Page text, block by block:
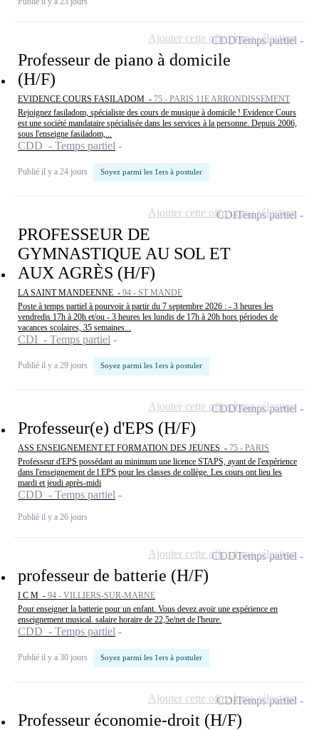
Professeur de piano à domicile
(H/F)
EVIDENCE COURS FASILADOM - 75 - PARIS 11E ARRONDISSEMENT
Rejoignez fasiladom, spécialiste des cours de musique à domicile ! Evidence Cours
est une société mandataire spécialisée dans les services à la personne. Depuis 2006,
sous l'enseigne fasiladom,...
CDD - Temps partiel
Publié il y a 24 jours Soyez parmi les 1ers à postuler
CDDTemps partiel
Ajouter cette offre à ma sélection
PROFESSEUR DE
GYMNASTIQUE AU SOL ET
AUX AGRÈS (H/F)
LA SAINT MANDEENNE - 94 - ST MANDE
Poste à temps partiel à pourvoir à partir du 7 septembre 2026 : - 3 heures les
vendredis 17h à 20h et/ou - 3 heures les lundis de 17h à 20h hors périodes de
vacances scolaires, 35 semaines...
CDI - Temps partiel
Publié il y a 29 jours Soyez parmi les 1ers à postuler
CDITemps partiel
Ajouter cette offre à ma sélection
Professeur(e) d'EPS (H/F)
ASS ENSEIGNEMENT ET FORMATION DES JEUNES - 75 - PARIS
Professeur d'EPS possédant au minimum une licence STAPS, ayant de l'expérience
dans l'enseignement de l EPS pour les classes de collège. Les cours ont lieu les
mardi et jeudi après-midi
CDD - Temps partiel
Publié il y a 26 jours
CDDTemps partiel
Ajouter cette offre à ma sélection
professeur de batterie (H/F)
I C M - 94 - VILLIERS-SUR-MARNE
Pour enseigner la batterie pour un enfant. Vous devez avoir une expérience en
enseignement musical. salaire horaire de 22,5e/net de l'heure.
CDD - Temps partiel
Publié il y a 30 jours Soyez parmi les 1ers à postuler
CDDTemps partiel
Ajouter cette offre à ma sélection
Professeur économie-droit (H/F)
CDITemps partiel
Ajouter cette offre à ma sélection